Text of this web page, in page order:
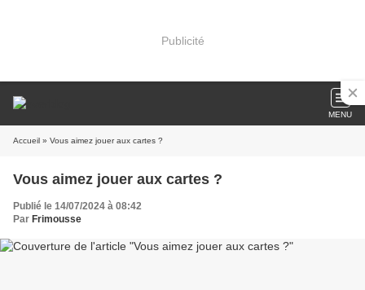
Publicité
MENU
Accueil » Vous aimez jouer aux cartes ?
Vous aimez jouer aux cartes ?
Publié le 14/07/2024 à 08:42
Par Frimousse